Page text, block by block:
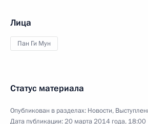
Лица
Пан Ги Мун
Статус материала
Опубликован в разделах: Новости,
Дата публикации:20 марта 2014 года, 18:00